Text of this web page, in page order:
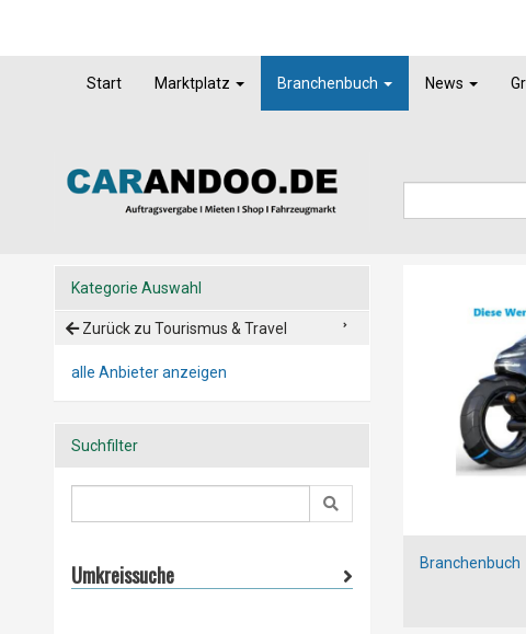
Start Marktplatz Branchenbuch News
Branchenbuch
Kategorie Auswahl
Zurück zu Tourismus & Travel
alle Anbieter anzeigen
Suchfilter
Umkreissuche